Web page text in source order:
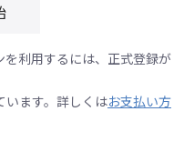
利用するには、正式登録が
ます。詳しくはお支払い方